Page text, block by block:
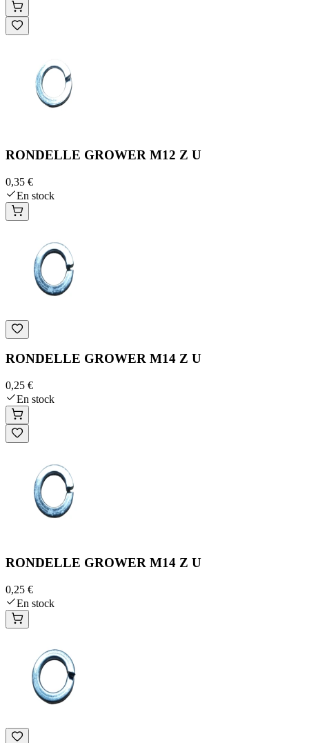
RONDELLE GROWER M12 Z U
0,35 €
En stock
RONDELLE GROWER M14 Z U
0,25 €
En stock
RONDELLE GROWER M14 Z U
0,25 €
En stock